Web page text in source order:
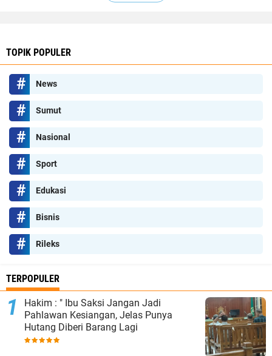
TOPIK POPULER
News
Sumut
Nasional
Sport
Edukasi
Bisnis
Rileks
TERPOPULER
Hakim : " Ibu Saksi Jangan Jadi
Pahlawan Kesiangan, Jelas Punya
Hutang Diberi Barang Lagi